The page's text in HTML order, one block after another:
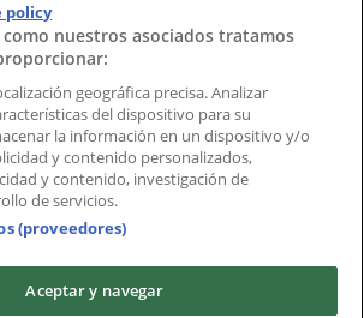
Tiendeo
policy
nuestros asociados tratamos
geográfica precisa. Analizar
del dispositivo para su
la información en un dispositivo y/o
y contenido personalizados,
y contenido, investigación de
de servicios.
(proveedores)
Aceptar y navegar